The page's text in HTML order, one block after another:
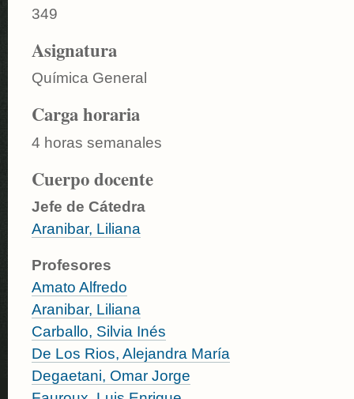
349
Asignatura
Química General
Carga horaria
4 horas semanales
Cuerpo docente
Jefe de Cátedra
Aranibar, Liliana
Profesores
Amato Alfredo
Aranibar, Liliana
Carballo, Silvia Inés
De Los Rios, Alejandra María
Degaetani, Omar Jorge